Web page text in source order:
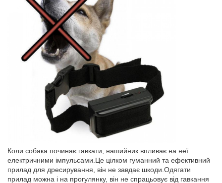
Коли собака починає гавкати, нашийник впливає на неї
електричними імпульсами.Це цілком гуманний та ефективний
прилад для дресирування, він не завдає шкоди.Одягати
прилад можна і на прогулянку, він не спрацьовує від гавкання